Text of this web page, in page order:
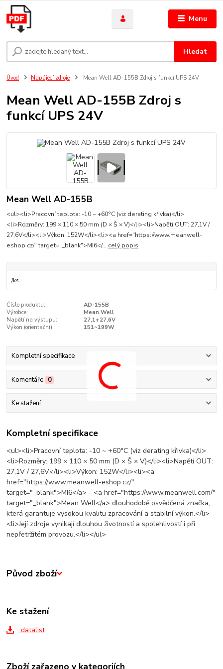
Menu
Hledat
Úvod Napájecí zdroje Mean Well AD-155B Zdroj s funkcí UPS 24V
Mean Well AD-155B Zdroj s
funkcí UPS 24V
Mean Well AD-155B
<ul><li>Pracovní teplota: -10 ~ +60°C (viz derating křivka)</li>
<li>Rozměry: 199 × 110 × 50 mm (D × Š × V)</li><li>Napětí OUT: 27,1V /
27,6V</li><li>Výkon: 152W</li><li><a href="https://www.meanwell-
eshop.cz/" target="_blank">MI6</... celý popis
/ks
Číslo produktu:
AD-155B
Výrobce:
Mean Well
Napětí na výstupu:
27,1+27,6V
Výkon (orientační):
151~199W
Kompletní specifikace
Komentáře 0
Ke stažení
Kompletní specifikace
<ul><li>Pracovní teplota: -10 ~ +60°C (viz derating křivka)</li>
<li>Rozměry: 199 × 110 × 50 mm (D × Š × V)</li><li>Napětí OUT:
27,1V / 27,6V</li><li>Výkon: 152W</li><li><a
href="https://www.meanwell-eshop.cz/"
target="_blank">MI6</a> - <a href="https://www.meanwell.com/"
target="_blank">Mean Well</a> dlouhodobě osvědčená značka,
která garantuje vysokou kvalitu zpracování a stabilní výkon.</li>
<li>Její zdroje vynikají dlouhou životností a spolehlivostí i při
nepřetržitém provozu.</li></ul>
Původ zboží
Ke stažení
datalist